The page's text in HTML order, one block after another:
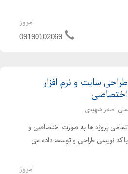
خدمات خود را مطابق با اصول سئو ارائه
می دهد. ( طراحی سایت اختصاصی در
امروز
09190102069
طراحی سایت و نرم افزار
اختصاصی
علی اصغر شهیدی
تمامی پروژه ها به صورت اختصاصی و
باکد نویسی طراحی و توسعه داده می
شغلتان باشد. خدمات : طراحی سایتامروز